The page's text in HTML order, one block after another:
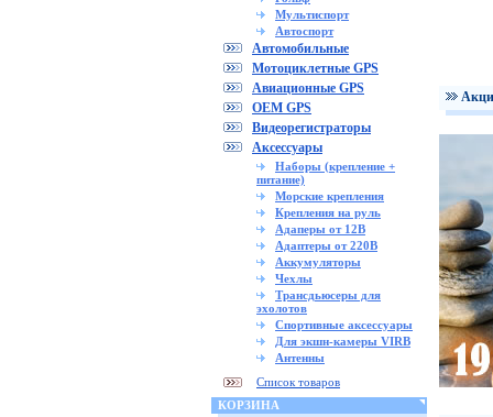
Мультиспорт
Автоспорт
Автомобильные
Мотоциклетные GPS
Авиационные GPS
OEM GPS
Видеорегистраторы
Аксессуары
Наборы (крепление +
питание)
Морские крепления
Крепления на руль
Адаперы от 12В
Адаптеры от 220В
Аккумуляторы
Чехлы
Трансдьюсеры для
эхолотов
Спортивные аксессуары
Для экшн-камеры VIRB
Антенны
Список товаров
КОРЗИНА